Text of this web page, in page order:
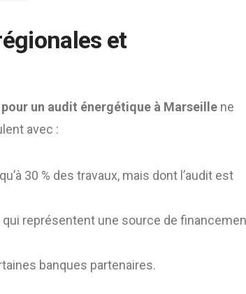
et
un audit énergétique à Marseille ne
avec :
30 % des travaux, mais dont l’audit est
qui représentent une source de
banques partenaires.